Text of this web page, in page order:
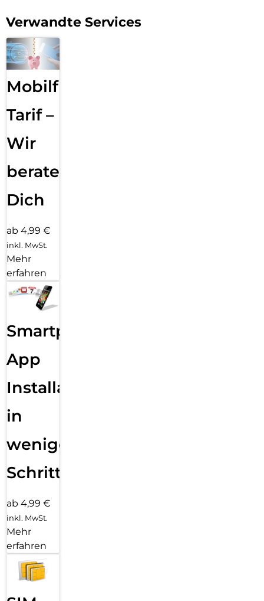
Verwandte Services
Mobilfunk
Tarif –
Wir
beraten
Dich
ab 4,99 €
inkl. MwSt.
Mehr
erfahren
Smartphone
App
Installation
in
wenigen
Schritten
ab 4,99 €
inkl. MwSt.
Mehr
erfahren